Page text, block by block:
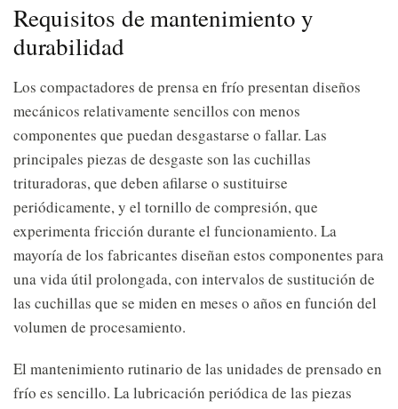
Requisitos de mantenimiento y
durabilidad
Los compactadores de prensa en frío presentan diseños
mecánicos relativamente sencillos con menos
componentes que puedan desgastarse o fallar. Las
principales piezas de desgaste son las cuchillas
trituradoras, que deben afilarse o sustituirse
periódicamente, y el tornillo de compresión, que
experimenta fricción durante el funcionamiento. La
mayoría de los fabricantes diseñan estos componentes para
una vida útil prolongada, con intervalos de sustitución de
las cuchillas que se miden en meses o años en función del
volumen de procesamiento.
El mantenimiento rutinario de las unidades de prensado en
frío es sencillo. La lubricación periódica de las piezas